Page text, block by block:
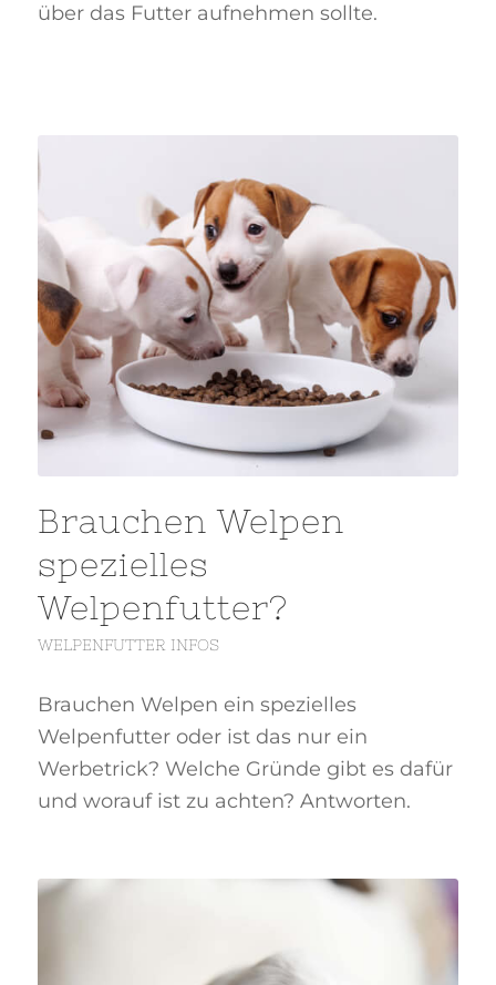
über das Futter aufnehmen sollte.
Brauchen Welpen
spezielles
Welpenfutter?
WELPENFUTTER INFOS
Brauchen Welpen ein spezielles
Welpenfutter oder ist das nur ein
Werbetrick? Welche Gründe gibt es dafür
und worauf ist zu achten? Antworten.